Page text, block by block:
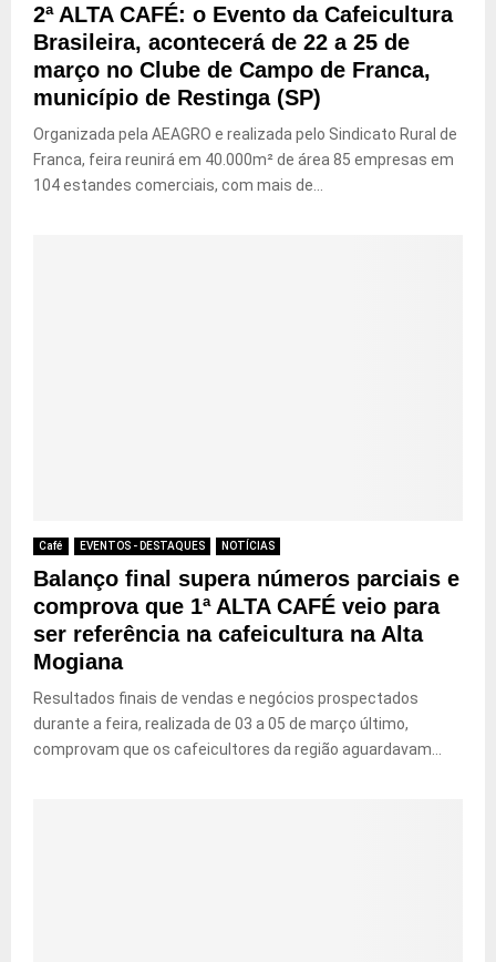
2ª ALTA CAFÉ: o Evento da Cafeicultura
Brasileira, acontecerá de 22 a 25 de
março no Clube de Campo de Franca,
município de Restinga (SP)
Organizada pela AEAGRO e realizada pelo Sindicato Rural de
Franca, feira reunirá em 40.000m² de área 85 empresas em
104 estandes comerciais, com mais de...
Café EVENTOS - DESTAQUES NOTÍCIAS
Balanço final supera números parciais e
comprova que 1ª ALTA CAFÉ veio para
ser referência na cafeicultura na Alta
Mogiana
Resultados finais de vendas e negócios prospectados
durante a feira, realizada de 03 a 05 de março último,
comprovam que os cafeicultores da região aguardavam...